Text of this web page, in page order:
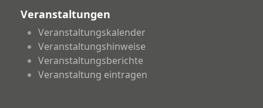
Veranstaltungen
Veranstaltungskalender
Veranstaltungshinweise
Veranstaltungsberichte
Veranstaltung eintragen